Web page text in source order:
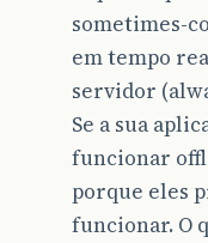
sometimes-
em tempo
servidor
Se a sua
funcionar
porque eles
funcionar. O